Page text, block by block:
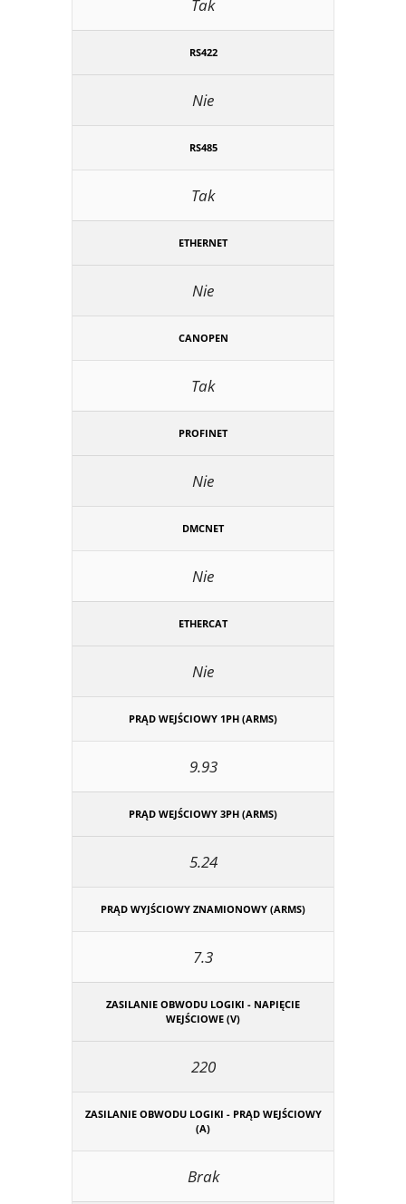
Tak
RS422
Nie
RS485
Tak
ETHERNET
Nie
CANOPEN
Tak
PROFINET
Nie
DMCNET
Nie
ETHERCAT
Nie
PRĄD WEJŚCIOWY 1PH (ARMS)
9.93
PRĄD WEJŚCIOWY 3PH (ARMS)
5.24
PRĄD WYJŚCIOWY ZNAMIONOWY (ARMS)
7.3
ZASILANIE OBWODU LOGIKI - NAPIĘCIE
WEJŚCIOWE (V)
220
ZASILANIE OBWODU LOGIKI - PRĄD WEJŚCIOWY
(A)
Brak